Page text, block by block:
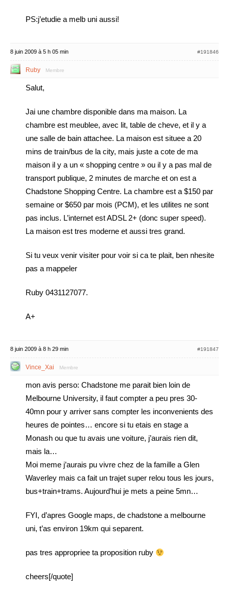
PS:j’etudie a melb uni aussi!
8 juin 2009 à 5 h 05 min #191846
Ruby Membre
Salut,
Jai une chambre disponible dans ma maison. La
chambre est meublee, avec lit, table de cheve, et il y a
une salle de bain attachee. La maison est situee a 20
mins de train/bus de la city, mais juste a cote de ma
maison il y a un « shopping centre » ou il y a pas mal de
transport publique, 2 minutes de marche et on est a
Chadstone Shopping Centre. La chambre est a $150 par
semaine or $650 par mois (PCM), et les utilites ne sont
pas inclus. L’internet est ADSL 2+ (donc super speed).
La maison est tres moderne et aussi tres grand.
Si tu veux venir visiter pour voir si ca te plait, ben nhesite
pas a mappeler
Ruby 0431127077.
A+
8 juin 2009 à 8 h 29 min #191847
Vince_Xai Membre
mon avis perso: Chadstone me parait bien loin de
Melbourne University, il faut compter a peu pres 30-
40mn pour y arriver sans compter les inconvenients des
heures de pointes… encore si tu etais en stage a
Monash ou que tu avais une voiture, j’aurais rien dit,
mais la…
Moi meme j’aurais pu vivre chez de la famille a Glen
Waverley mais ca fait un trajet super relou tous les jours,
bus+train+trams. Aujourd’hui je mets a peine 5mn…
FYI, d’apres Google maps, de chadstone a melbourne
uni, t’as environ 19km qui separent.
pas tres appropriee ta proposition ruby
cheers[/quote]